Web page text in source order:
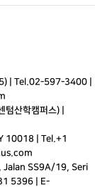
| Tel.02-597-3400
산학캠퍼스) |
10018 | Tel.+1
Jalan SS9A/19, Seri
5396 | E-